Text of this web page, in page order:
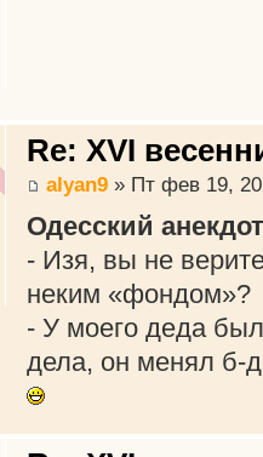
Re: XVI
alyan9 » Пт фев 19,
Одесский
- Изя, вы не
неким «фондом»?
- У моего деда
дела, он менял б-